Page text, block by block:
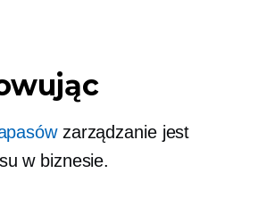
zarządzanie jest
w biznesie.